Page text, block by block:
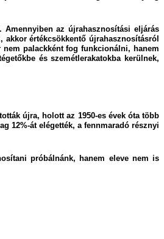
az újrahasznosítási eljárás
értékcsökkentő újrahasznosításról
palackként fog funkcionálni, hanem
és szemétlerakatokba kerülnek,
újra, holott az 1950-es évek óta több
12%-át elégették, a fennmaradó résznyi
próbálnánk, hanem eleve nem is